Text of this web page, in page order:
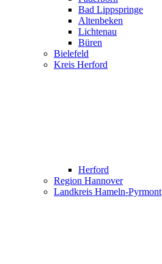
Bad Lippspringe
Altenbeken
Lichtenau
Büren
Bielefeld
Kreis Herford
Herford
Region Hannover
Landkreis Hameln-Pyrmont